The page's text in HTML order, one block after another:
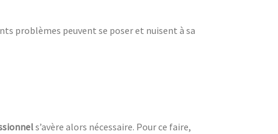
problèmes peuvent se poser et nuisent à sa
s’avère alors nécessaire. Pour ce faire,